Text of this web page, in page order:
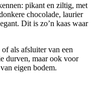
pikant en ziltig, met
chocolade, laurier
Dit is zo’n kaas waar
als afsluiter van een
durven, maar ook voor
eigen bodem.